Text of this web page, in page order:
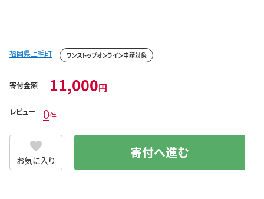
福岡県上毛町 ワンストップオンライン申請対象
寄付金額 11,000円
レビュー 0件
お気に入り 寄付へ進む